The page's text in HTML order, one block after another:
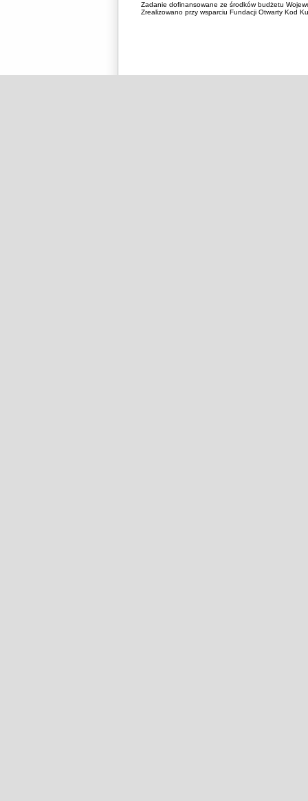
Zadanie dofinansowane ze środków budżetu
Zrealizowano przy wsparciu Fundacji Otwarty Kod